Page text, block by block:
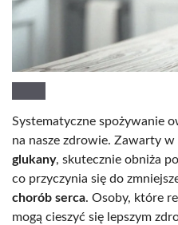
Systematyczne spożywanie
na nasze zdrowie. Zawarty w
glukany, skutecznie obniża
co przyczynia się do
chorób serca. Osoby, które
mogą cieszyć się lepszym